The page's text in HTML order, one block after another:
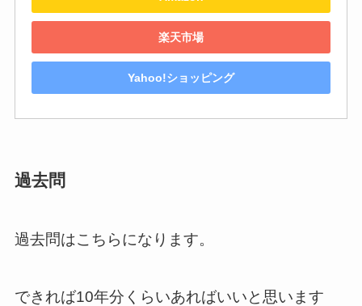
楽天市場
Yahoo!ショッピング
過去問
過去問はこちらになります。
できれば10年分くらいあればいいと思います